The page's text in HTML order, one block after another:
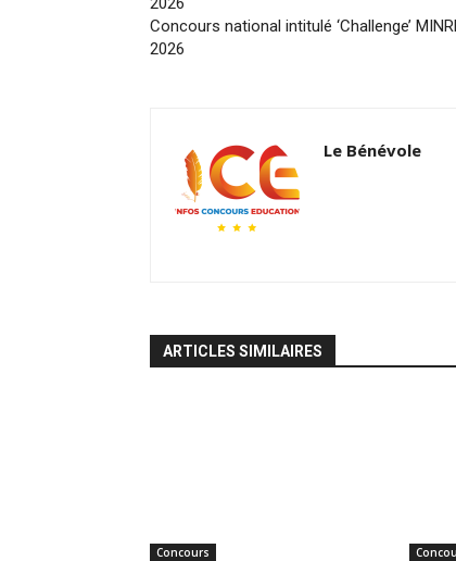
Concours national intitulé ‘Challenge’
2026
Le Bénévole
ARTICLES SIMILAIRES
Concours